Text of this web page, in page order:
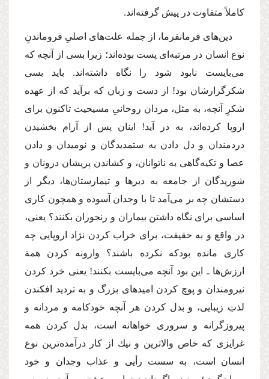
كاملاً متفاوت در پیش گرفته‌اند.
دین‌های فرمانفرما،‌ از جمله علت‌های اصلیِ فروماندنِ
نوع انسان در مرتبه‌ای پست بوده‌اند؛ زیرا بسی از آنچه كه
می‌بایست نابود شود را نگاه داشته‌اند. باید بسی
شكرگزارشان بود! از دست و زبان كه برآید كه از عهده
شكرِ آنچه،‌ به مثل، ‌مردان روحانیِ مسیحیت تاكنون برای
اروپا كرده‌اند،‌ به در آید! اینان پس از آرام بخشیدن
دردمندان و دل دادن به ستمدیدگان و نومیدان و دادن
عصا و تكیه‌گاهی به ناتوانان،‌ و كشاندن پریشان درونان و
شوریدگان از جامعه به دیرها و تیمارستان‌ها، دیگر از
دستشان چه بر می‌آمد تا با وجدان آسوده و همچون كاری
اساسی برای نگاه داشتن بیماران و رنجوران بكنند؟ یعنی،‌
در واقع و به حقیقت،‌ برای خراب كردن نژاد اروپایی چه
كاری مانده بودكه نكرده باشند؟ وارونه كردن همة‌
ارزش‌ها ـ این بود آنچه می‌بایست بكنند! یعنی خرد كردن
نیرومندان و پوچ كردن امیدهای بزرگ و به تردید افكندن
لذتِ زیبایی، و بدل كردن هر آنچه خودكامه و مردانه و
پیروزگرانه و سروری خواهانه است، بدل كردن همه
غرایزی كه خاص والاترین و نیك از كار درآمده‌ترین نوع
انسان است، به سست رأیی و عذاب وجدان و خود